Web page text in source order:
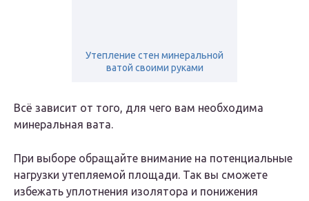
Утепление стен минеральной
ватой своими руками
Всё зависит от того, для чего вам необходима
минеральная вата.
При выборе обращайте внимание на потенциальные
нагрузки утепляемой площади. Так вы сможете
избежать уплотнения изолятора и понижения